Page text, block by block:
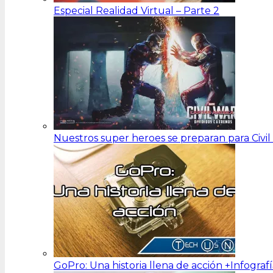
Especial Realidad Virtual – Parte 2
Nuestros super heroes se preparan para Civil
GoPro: Una historia llena de acción